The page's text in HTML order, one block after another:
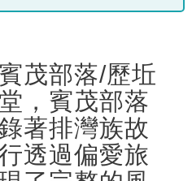
茂部落/歷坵
，賓茂部落
著排灣族故
透過偏愛旅